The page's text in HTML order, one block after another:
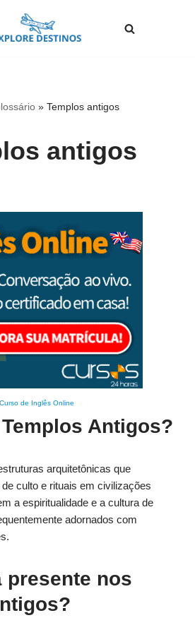
» Templos antigos
antigos
Curso de Inglês Online
Antigos?
arquitetônicas que
culto e rituais em civilizações
a espiritualidade e a cultura de
adornados com
presente nos